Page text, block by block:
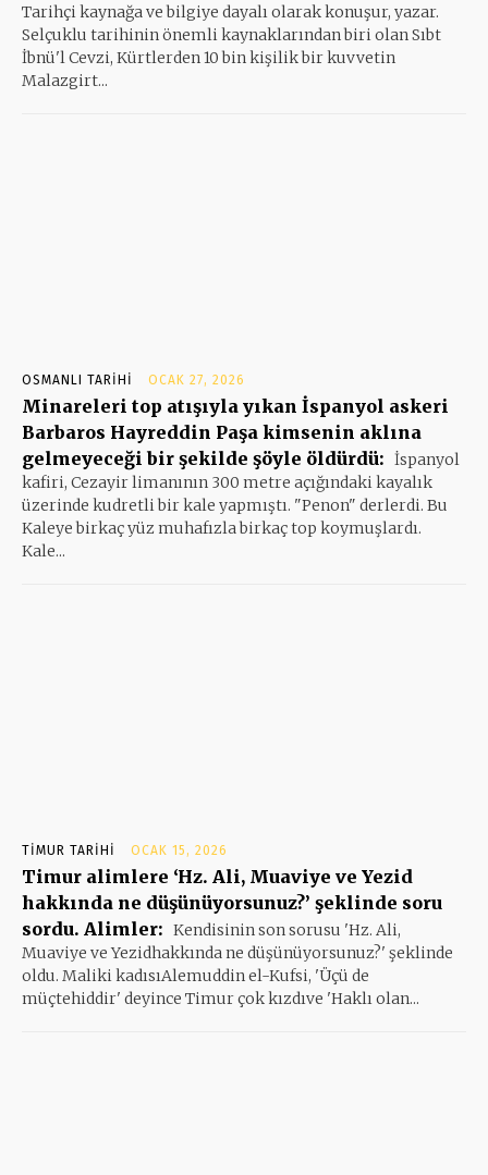
Tarihçi kaynağa ve bilgiye dayalı olarak konuşur, yazar.
Selçuklu tarihinin önemli kaynaklarından biri olan Sıbt
İbnü'l Cevzi, Kürtlerden 10 bin kişilik bir kuvvetin
Malazgirt...
OSMANLI TARIHI OCAK 27, 2026
Minareleri top atışıyla yıkan İspanyol askeri
Barbaros Hayreddin Paşa kimsenin aklına
gelmeyeceği bir şekilde şöyle öldürdü: İspanyol
kafiri, Cezayir limanının 300 metre açığındaki kayalık
üzerinde kudretli bir kale yapmıştı. "Penon" derlerdi. Bu
Kaleye birkaç yüz muhafızla birkaç top koymuşlardı.
Kale...
TIMUR TARIHI OCAK 15, 2026
Timur alimlere ‘Hz. Ali, Muaviye ve Yezid
hakkında ne düşünüyorsunuz?’ şeklinde soru
sordu. Alimler: Kendisinin son sorusu 'Hz. Ali,
Muaviye ve Yezidhakkında ne düşünüyorsunuz?' şeklinde
oldu. Maliki kadısıAlemuddin el-Kufsi, 'Üçü de
müçtehiddir' deyince Timur çok kızdıve 'Haklı olan...